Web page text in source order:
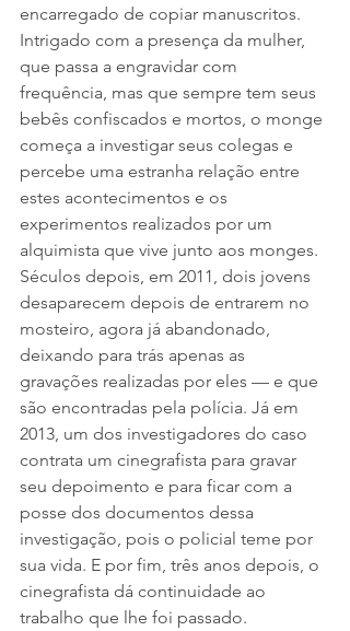
encarregado de copiar manuscritos.
Intrigado com a presença da mulher,
que passa a engravidar com
frequência, mas que sempre tem seus
bebês confiscados e mortos, o monge
começa a investigar seus colegas e
percebe uma estranha relação entre
estes acontecimentos e os
experimentos realizados por um
alquimista que vive junto aos monges.
Séculos depois, em 2011, dois jovens
desaparecem depois de entrarem no
mosteiro, agora já abandonado,
deixando para trás apenas as
gravações realizadas por eles — e que
são encontradas pela polícia. Já em
2013, um dos investigadores do caso
contrata um cinegrafista para gravar
seu depoimento e para ficar com a
posse dos documentos dessa
investigação, pois o policial teme por
sua vida. E por fim, três anos depois, o
cinegrafista dá continuidade ao
trabalho que lhe foi passado.